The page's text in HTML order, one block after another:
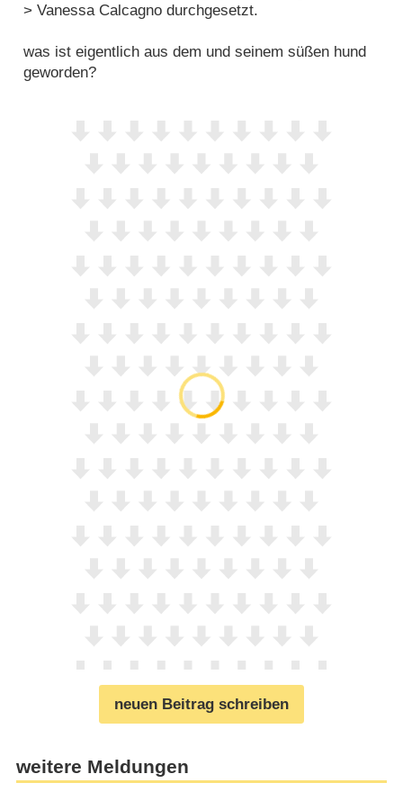
> Vanessa Calcagno durchgesetzt.
was ist eigentlich aus dem und seinem süßen hund
geworden?
neuen Beitrag schreiben
weitere Meldungen